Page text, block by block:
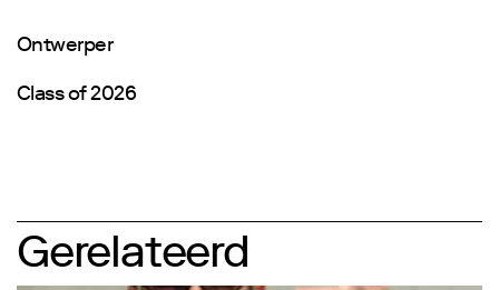
Ontwerper
Class of 2026
Gerelateerd